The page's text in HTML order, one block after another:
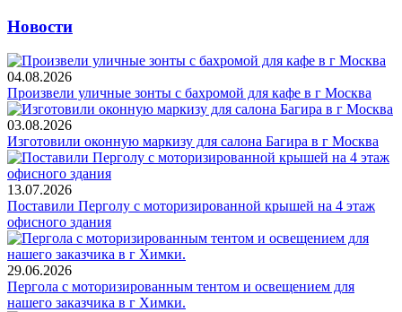
Новости
04.08.2026
Произвели уличные зонты с бахромой для кафе в г Москва
03.08.2026
Изготовили оконную маркизу для салона Багира в г Москва
13.07.2026
Поставили Перголу с моторизированной крышей на 4 этаж
офисного здания
29.06.2026
Пергола с моторизированным тентом и освещением для
нашего заказчика в г Химки.